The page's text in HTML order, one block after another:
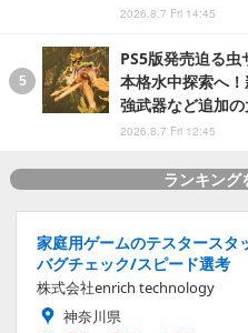
2026.8.7 Fri 14:45
PS5版発売迫る
本格水中探索へ
強武器など追加
2026.8.7 Fri 12:45
ランキング
家庭用ゲームのテスタース
バグチェック/スピード選考
株式会社enrich technology
神奈川県